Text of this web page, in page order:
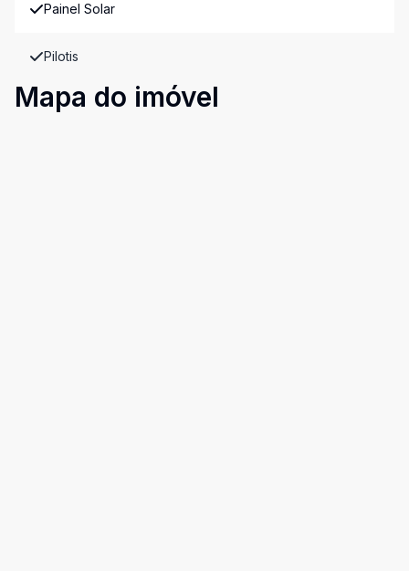
Painel Solar
Pilotis
Mapa do imóvel